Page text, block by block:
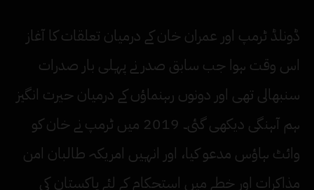
ڈونلڈ ٹرمپ اور عمران خان کے درمیان تعلقات کا آغاز
اس وقت ہوا جب سابق صدر نے پہلی بار صدرات
سنبھالی تھی اور دونوں رہنماؤں کے درمیان حیرت انگیز
ہم آہنگی دیکھی گئی۔ 2019 میں ٹرمپ نے خان کو
وائٹ ہاؤس مدعو کیا، اور انہیں امریکہ طالبان امن
مذاکرات اور خطے میں استحکام کے لئے پاکستان کی